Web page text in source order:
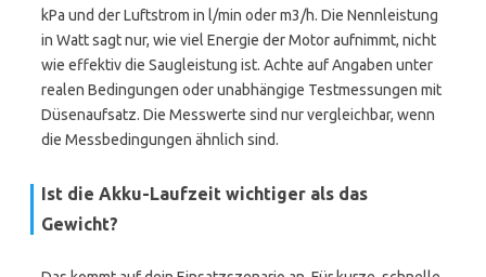
kPa und der Luftstrom in l/min oder m3/h. Die Nennleistung
in Watt sagt nur, wie viel Energie der Motor aufnimmt, nicht
wie effektiv die Saugleistung ist. Achte auf Angaben unter
realen Bedingungen oder unabhängige Testmessungen mit
Düsenaufsatz. Die Messwerte sind nur vergleichbar, wenn
die Messbedingungen ähnlich sind.
Ist die Akku-Laufzeit wichtiger als das
Gewicht?